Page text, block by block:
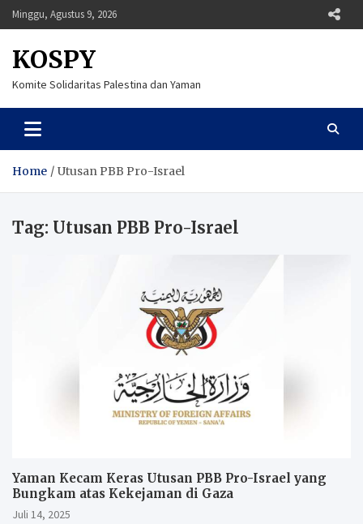
Skip
to
Minggu, Agustus 9, 2026
KOSPY
Komite Solidaritas Palestina dan Yaman
Home Utusan PBB Pro-Israel
Tag: Utusan PBB Pro-Israel
Yaman Kecam Keras Utusan PBB Pro-Israel yang
Bungkam atas Kekejaman di Gaza
Juli 14, 2025